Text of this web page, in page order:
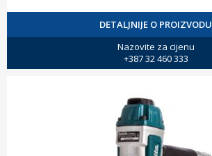
DETALJNIJE O PROIZVODU
Nazovite za cijenu
+387 32 460 333